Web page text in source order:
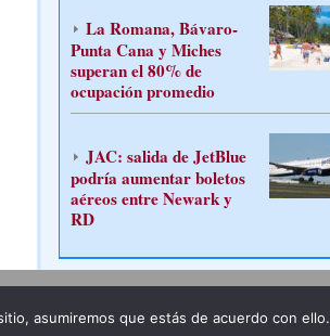
La Romana, Bávaro-
Punta Cana y Miches
superan el 80% de
ocupación promedio
JAC: salida de JetBlue
podría aumentar boletos
aéreos entre Newark y
RD
asumiremos que estás de acuerdo con ello.